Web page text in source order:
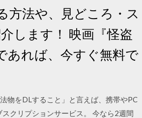
方法や、見どころ・ス
します！ 映画『怪盗
あれば、今すぐ無料で
物をDLすること」と言えば、携帯やPC
クリプションサービス。 今なら2週間